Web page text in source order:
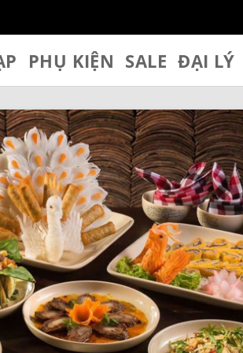
PHỤ KIỆN SALE ĐẠI LÝ